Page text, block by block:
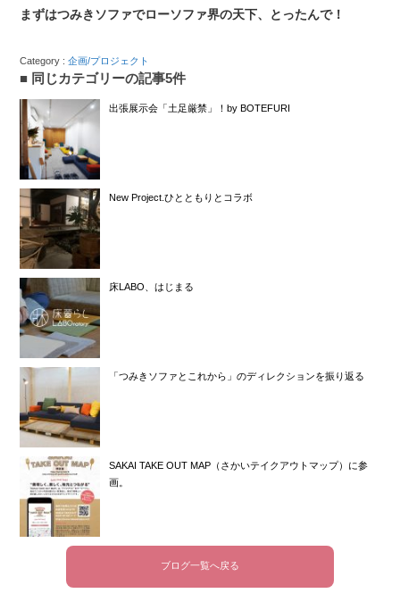
まずはつみきソファでローソファ界の天下、とったんで！
Category :企画/プロジェクト
同じカテゴリーの記事5件
出張展示会「土足厳禁」！by BOTEFURI
New Project.ひとともりとコラボ
床LABO、はじまる
「つみきソファとこれから」のディレクションを振り返る
SAKAI TAKE OUT MAP（さかいテイクアウトマップ）に参
画。
ブログ一覧へ戻る